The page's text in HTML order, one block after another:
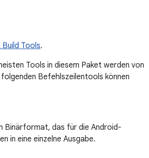
Build Tools.
Tools in diesem Paket werden von
Befehlszeilentools können
Binärformat, das für die Android-
in eine einzelne Ausgabe.